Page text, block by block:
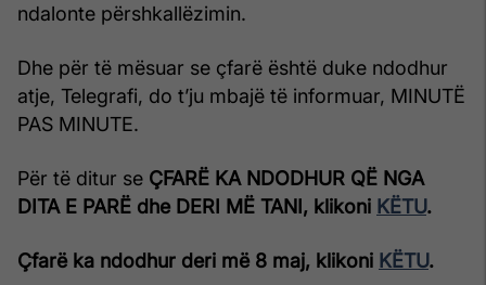
ndalonte përshkallëzimin.
Dhe për të mësuar se çfarë është duke ndodhur
atje, Telegrafi, do t’ju mbajë të informuar, MINUTË
PAS MINUTE.
Për të ditur se ÇFARË KA NDODHUR QË NGA
DITA E PARË dhe DERI MË TANI, klikoni KËTU.
Çfarë ka ndodhur deri më 8 maj, klikoni KËTU.